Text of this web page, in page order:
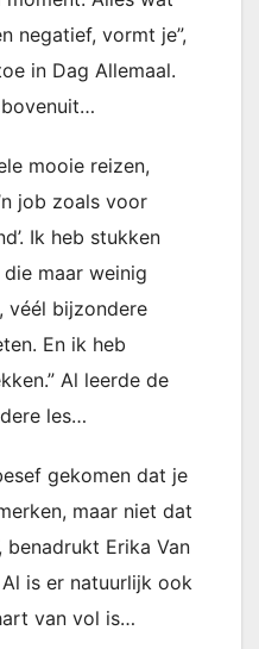
negatief, vormt je”,
in Dag Allemaal.
mooie reizen,
job zoals voor
Ik heb stukken
maar weinig
véél bijzondere
En ik heb
Al leerde de
les…
gekomen dat je
maar niet dat
benadrukt Erika Van
is er natuurlijk ook
van vol is…